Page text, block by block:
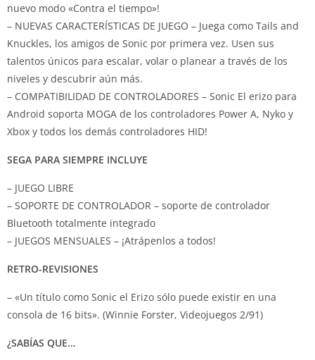
nuevo modo «Contra el tiempo»!
– NUEVAS CARACTERÍSTICAS DE JUEGO – Juega como Tails and
Knuckles, los amigos de Sonic por primera vez. Usen sus
talentos únicos para escalar, volar o planear a través de los
niveles y descubrir aún más.
– COMPATIBILIDAD DE CONTROLADORES – Sonic El erizo para
Android soporta MOGA de los controladores Power A, Nyko y
Xbox y todos los demás controladores HID!
SEGA PARA SIEMPRE INCLUYE
– JUEGO LIBRE
– SOPORTE DE CONTROLADOR – soporte de controlador
Bluetooth totalmente integrado
– JUEGOS MENSUALES – ¡Atrápenlos a todos!
RETRO-REVISIONES
– «Un título como Sonic el Erizo sólo puede existir en una
consola de 16 bits». (Winnie Forster, Videojuegos 2/91)
¿SABÍAS QUE…